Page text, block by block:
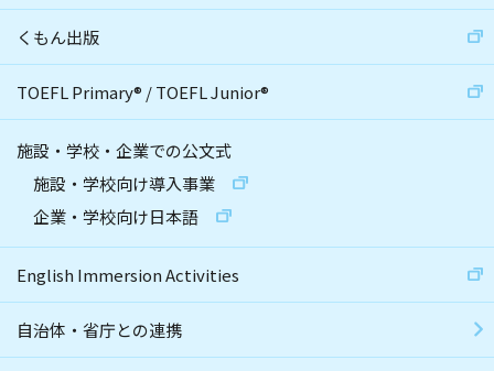
くもん出版
TOEFL Primary® /TOEFL Junior®
施設・学校・企業での公文式
施設・学校向け導入事業
企業・学校向け日本語
English Immersion Activities
自治体・省庁との連携